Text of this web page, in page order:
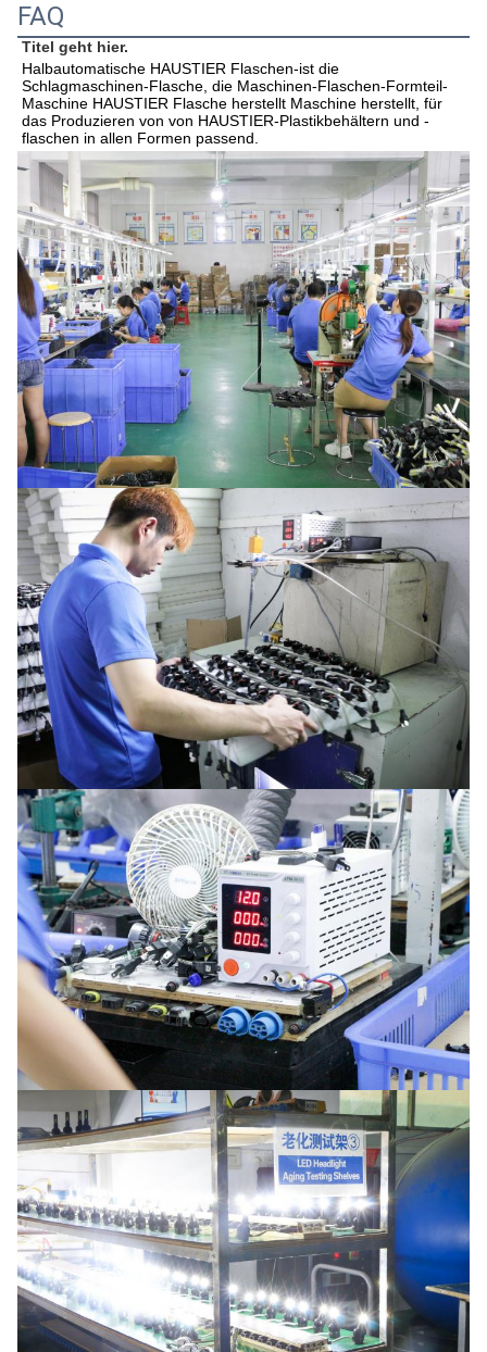
FAQ
Titel geht hier.
Halbautomatische HAUSTIER Flaschen-ist die
Schlagmaschinen-Flasche, die Maschinen-Flaschen-Formteil-
Maschine HAUSTIER Flasche herstellt Maschine herstellt, für
das Produzieren von von HAUSTIER-Plastikbehältern und -
flaschen in allen Formen passend.